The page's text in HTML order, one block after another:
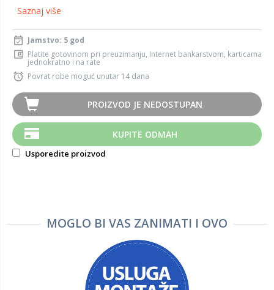
Saznaj više
Jamstvo: 5 god
Platite gotovinom pri preuzimanju, Internet bankarstvom, karticama
jednokratno i na rate
Povrat robe moguć unutar 14 dana
PROIZVOD JE NEDOSTUPAN
KUPITE ODMAH
Usporedite proizvod
MOGLO BI VAS ZANIMATI I OVO